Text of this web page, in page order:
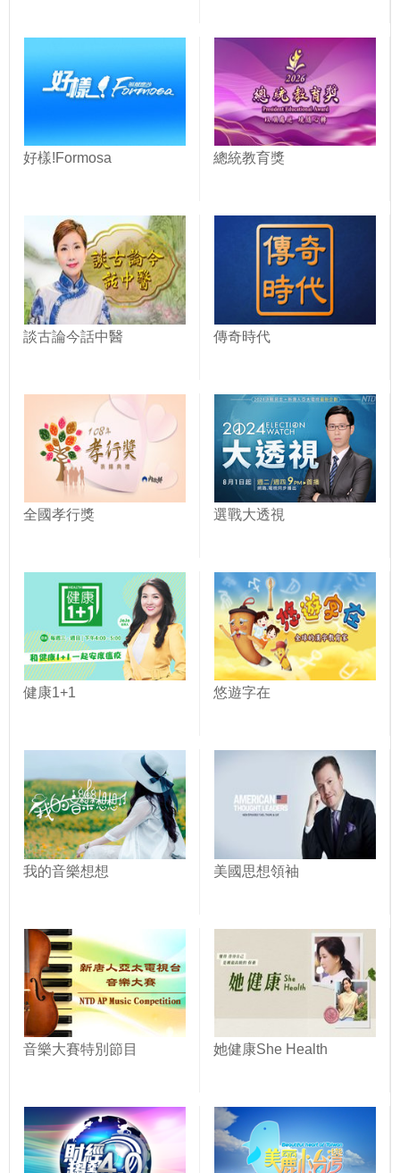
好樣!Formosa 總統教育獎
談古論今話中醫 傳奇時代
全國孝行獎 選戰大透視
健康1+1 悠遊字在
我的音樂想想 美國思想領袖
音樂大賽特別節目 她健康She Health